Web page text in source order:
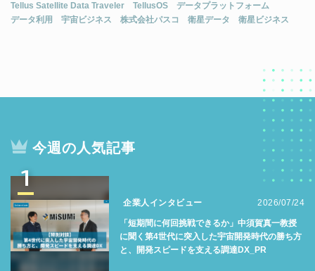
Tellus Satellite Data Traveler
TellusOS
データプラットフォーム
データ利用
宇宙ビジネス 株式会社パスコ 衛星データ 衛星ビジネス
今週の人気記事
1
企業人インタビュー 2026/07/24
「短期間に何回挑戦できるか」中須賀真一教授
に聞く第4世代に突入した宇宙開発時代の勝ち方
と、開発スピードを支える調達DX_PR